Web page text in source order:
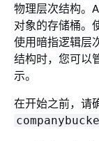
物理层次结构。
对象的存储桶。
使用暗指逻辑层
结构时，您可以
示。
在开始之前，请